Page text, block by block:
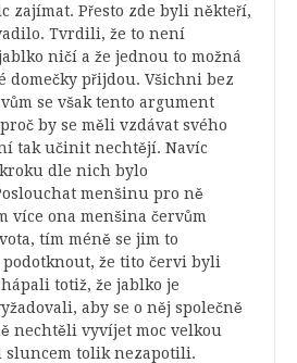
zajímat. Přesto zde byli někteří,
Tvrdili, že to není
ničí a že jednou to možná
domečky přijdou. Všichni bez
se však tento argument
by se měli vzdávat svého
tak učinit nechtějí. Navíc
dle nich bylo
menšinu pro ně
více ona menšina červům
tím méně se jim to
že tito červi byli
totiž, že jablko je
aby se o něj společně
nechtěli vyvíjet moc velkou
sluncem tolik nezapotili.